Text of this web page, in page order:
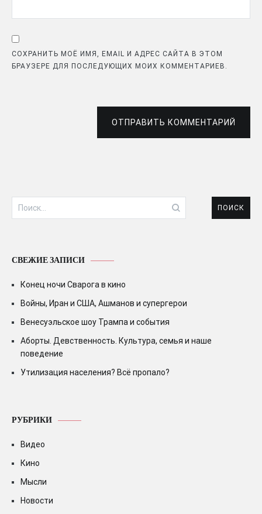
СОХРАНИТЬ МОЁ ИМЯ, EMAIL И АДРЕС САЙТА В ЭТОМ
БРАУЗЕРЕ ДЛЯ ПОСЛЕДУЮЩИХ МОИХ КОММЕНТАРИЕВ.
ОТПРАВИТЬ КОММЕНТАРИЙ
Найти:
СВЕЖИЕ ЗАПИСИ
Конец ночи Сварога в кино
Войны, Иран и США, Ашманов и супергерои
Венесуэльское шоу Трампа и события
Аборты. Девственность. Культура, семья и наше
поведение
Утилизация населения? Всё пропало?
РУБРИКИ
Видео
Кино
Мысли
Новости